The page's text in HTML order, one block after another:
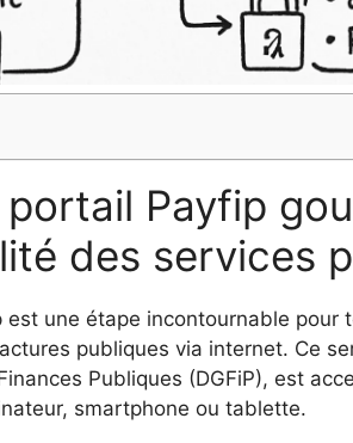
Payfip
des services
est une étape incontournable
publiques via internet. Ce
Publiques (DGFiP), est
smartphone ou tablette.